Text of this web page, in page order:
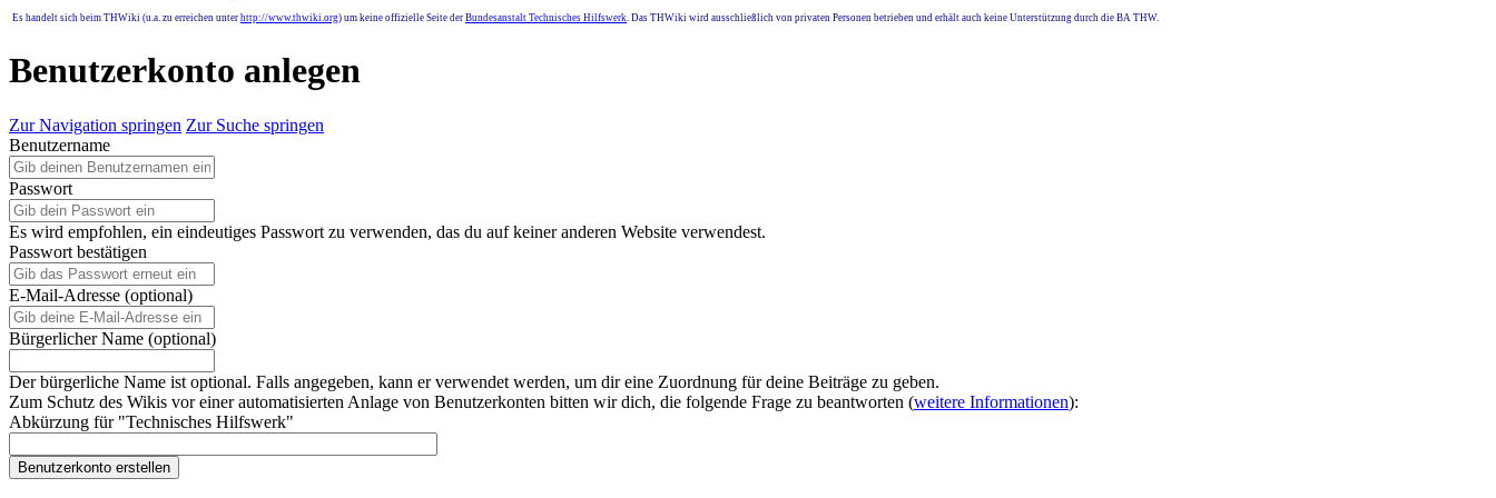
Es handelt sich beim THWiki (u.a. zu erreichen unter http://www.thwiki.org) um keine offizielle Seite der Bundesanstalt Technisches Hilfswerk. Das THWiki wird ausschließlich von privaten Personen betrieben und erhält auch keine Unterstützung durch die BA THW.
Benutzerkonto anlegen
Zur Navigation springen Zur Suche springen
Benutzername
Passwort
Es wird empfohlen, ein eindeutiges Passwort zu verwenden, das du auf keiner anderen Website verwendest.
Passwort bestätigen
E-Mail-Adresse (optional)
Bürgerlicher Name (optional)
Der bürgerliche Name ist optional. Falls angegeben, kann er verwendet werden, um dir eine Zuordnung für deine Beiträge zu geben.
Zum Schutz des Wikis vor einer automatisierten Anlage von Benutzerkonten bitten wir dich, die folgende Frage zu beantworten (weitere Informationen):
Abkürzung für "Technisches Hilfswerk"
Benutzerkonto erstellen